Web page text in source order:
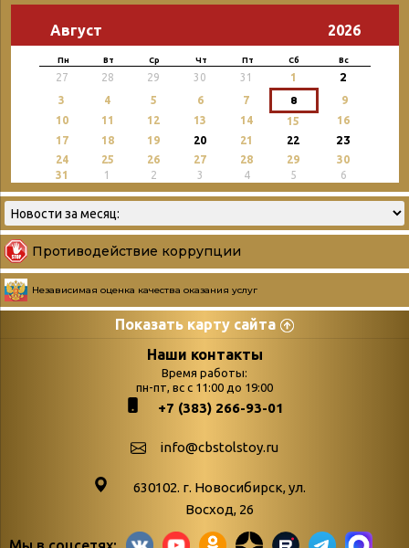
Август 2026
Пн Вт Ср Чт Пт Сб Вс
27 28 29 30 31 1 2
3 4 5 6 7 8
9
10
11 12 13 14 15
16
17
18 19 20 21 22 23
24 25 26 27 28 29
30
31
1 2 3 4 5 6
Противодействие коррупции
Независимая оценка качества оказания услуг
Показать карту сайта
Страницы
podvedenie-itogov-festivalya-
paskhalnaya-palitra
поступлений
Война. Народ.
Наши контакты
Время работы:
пн-пт, вс с 11:00 до 19:00
+7 (383) 266-93-01
info@cbstolstoy.ru
630102. г. Новосибирск, ул.
Восход, 26